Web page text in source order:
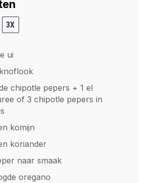
3X
ui
chipotle pepers + 1 el
of 3 chipotle pepers in
komijn
koriander
naar smaak
oregano